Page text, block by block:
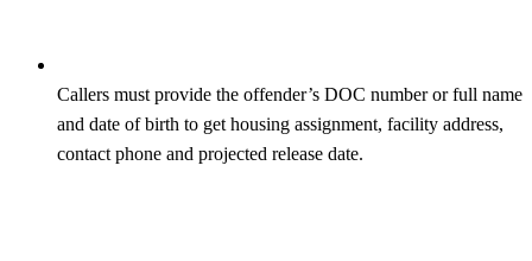
Callers must provide the offender’s DOC number or full name
and date of birth to get housing assignment, facility address,
contact phone and projected release date.